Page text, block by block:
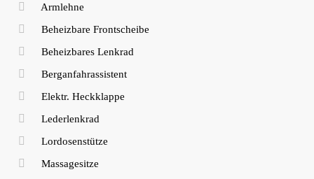
Armlehne
Beheizbare Frontscheibe
Beheizbares Lenkrad
Berganfahrassistent
Elektr. Heckklappe
Lederlenkrad
Lordosenstütze
Massagesitze